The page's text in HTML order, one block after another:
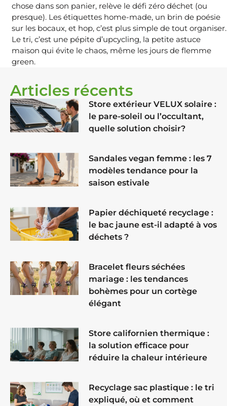
Articles récents
Store extérieur VELUX solaire :
le pare-soleil ou l’occultant,
quelle solution choisir?
Sandales vegan femme : les 7
modèles tendance pour la
saison estivale
Papier déchiqueté recyclage :
le bac jaune est-il adapté à vos
déchets ?
Bracelet fleurs séchées
mariage : les tendances
bohèmes pour un cortège
élégant
Store californien thermique :
la solution efficace pour
réduire la chaleur intérieure
Recyclage sac plastique : le tri
expliqué, où et comment
chose dans son panier, relève le défi zéro déchet (ou
presque). Les étiquettes home-made, un brin de poésie
sur les bocaux, et hop, c’est plus simple de tout organiser.
Le tri, c’est une pépite d’upcycling, la petite astuce
maison qui évite le chaos, même les jours de flemme
green.